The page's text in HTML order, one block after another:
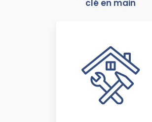
clé en main